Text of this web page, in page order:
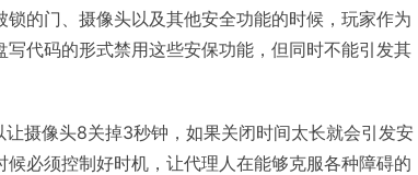
的门、摄像头以及其他安全功能的时候，玩家作为
代码的形式禁用这些安保功能，但同时不能引发其
摄像头8关掉3秒钟，如果关闭时间太长就会引发安
必须控制好时机，让代理人在能够克服各种障碍的